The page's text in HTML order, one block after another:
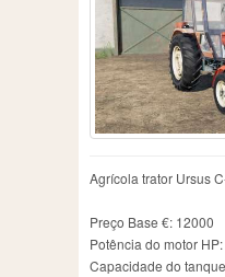
Case IH
Caterpillar
Challenger
Chamberlain
County
Deutz
Deutz-Fahr
Eicher
Agrícola trator Ursus
Preço Base €: 12000
Potência do motor
Capacidade do